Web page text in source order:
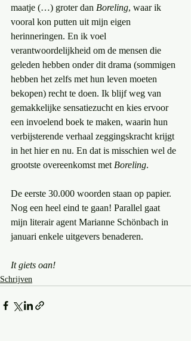
maatje (…) groter dan Boreling, waar ik
vooral kon putten uit mijn eigen
herinneringen. En ik voel
verantwoordelijkheid om de mensen die
geleden hebben onder dit drama (sommigen
hebben het zelfs met hun leven moeten
bekopen) recht te doen. Ik blijf weg van
gemakkelijke sensatiezucht en kies ervoor
een invoelend boek te maken, waarin hun
verbijsterende verhaal zeggingskracht krijgt
in het hier en nu. En dat is misschien wel de
grootste overeenkomst met Boreling.
De eerste 30.000 woorden staan op papier.
Nog een heel eind te gaan! Parallel gaat
mijn literair agent Marianne Schönbach in
januari enkele uitgevers benaderen.
It giets oan!
Schrijven